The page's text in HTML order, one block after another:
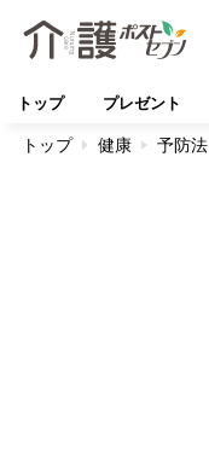
トップ プレゼント
トップ 健康 予防法